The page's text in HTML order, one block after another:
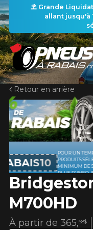
⛱️ Grande
allant jusqu'à
ACCUEIL
PNEUS
RECHERCHE
Rechercher par
Par
Recherche par dimensions
ROUES
RECHERCHE
ENSEMBLES
RECHERCHE
PROMOTIONS
Retour en arrière
M700HD
À partir de 365,68$
CODE PROMO